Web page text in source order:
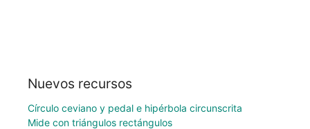
Nuevos recursos
Círculo ceviano y pedal e hipérbola circunscrita
Mide con triángulos rectángulos